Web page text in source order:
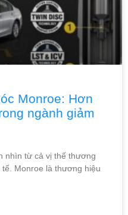
Monroe: Hơn
ngành giảm
nhìn từ cả vị thế thương
Monroe là thương hiệu